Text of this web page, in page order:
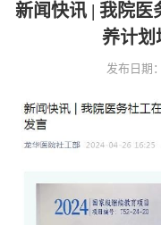
新闻快讯 | 我院医
养计划
发布日期